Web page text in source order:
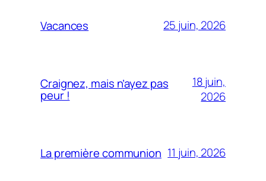
Vacances 25 juin, 2026
Craignez, mais n’ayez pas
peur !
18 juin,
2026
La première communion 11 juin, 2026